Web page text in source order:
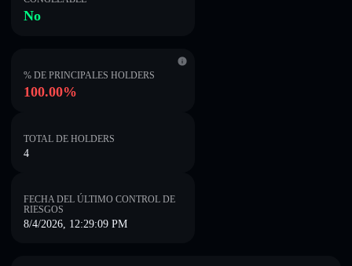
No
% DE PRINCIPALES HOLDERS
100.00%
TOTAL DE HOLDERS
4
FECHA DEL ÚLTIMO CONTROL DE
RIESGOS
8/4/2026, 12:29:09 PM